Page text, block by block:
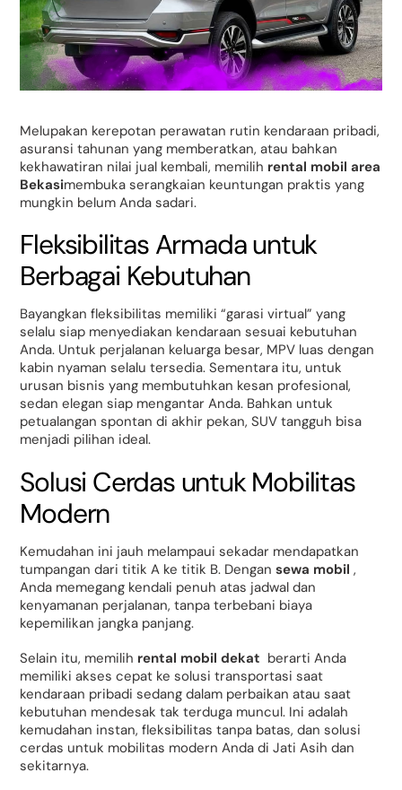
Melupakan kerepotan perawatan rutin kendaraan pribadi,
asuransi tahunan yang memberatkan, atau bahkan
kekhawatiran nilai jual kembali, memilih rental mobil area
Bekasimembuka serangkaian keuntungan praktis yang
mungkin belum Anda sadari.
Fleksibilitas Armada untuk
Berbagai Kebutuhan
Bayangkan fleksibilitas memiliki “garasi virtual” yang
selalu siap menyediakan kendaraan sesuai kebutuhan
Anda. Untuk perjalanan keluarga besar, MPV luas dengan
kabin nyaman selalu tersedia. Sementara itu, untuk
urusan bisnis yang membutuhkan kesan profesional,
sedan elegan siap mengantar Anda. Bahkan untuk
petualangan spontan di akhir pekan, SUV tangguh bisa
menjadi pilihan ideal.
Solusi Cerdas untuk Mobilitas
Modern
Kemudahan ini jauh melampaui sekadar mendapatkan
tumpangan dari titik A ke titik B. Dengansewa mobil,
Anda memegang kendali penuh atas jadwal dan
kenyamanan perjalanan, tanpa terbebani biaya
kepemilikan jangka panjang.
Selain itu, memilih rental mobil dekat berarti Anda
memiliki akses cepat ke solusi transportasi saat
kendaraan pribadi sedang dalam perbaikan atau saat
kebutuhan mendesak tak terduga muncul. Ini adalah
kemudahan instan, fleksibilitas tanpa batas, dan solusi
cerdas untuk mobilitas modern Anda di Jati Asih dan
sekitarnya.